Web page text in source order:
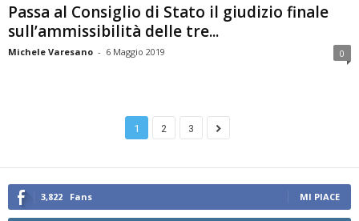
Passa al Consiglio di Stato il giudizio finale
sull’ammissibilità delle tre...
Michele Varesano - 6 Maggio 2019 0
1 2 3
3,822 Fans MI PIACE